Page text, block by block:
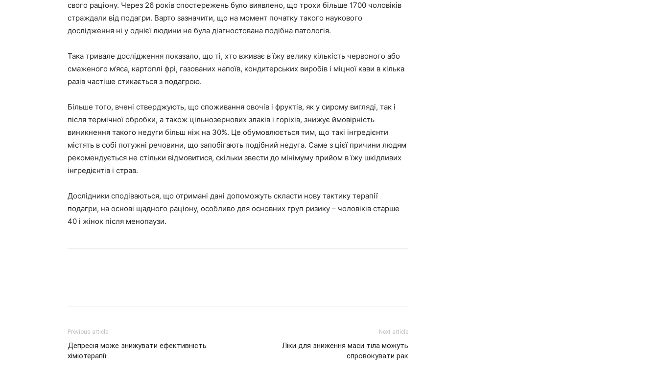
свого раціону. Через 26 років спостережень було виявлено, що трохи більше 1700 чоловіків
страждали від подагри. Варто зазначити, що на момент початку такого наукового
дослідження ні у однієї людини не була діагностована подібна патологія.
Така тривале дослідження показало, що ті, хто вживає в їжу велику кількість червоного або
смаженого м’яса, картоплі фрі, газованих напоїв, кондитерських виробів і міцної кави в кілька
разів частіше стикається з подагрою.
Більше того, вчені стверджують, що споживання овочів і фруктів, як у сирому вигляді, так і
після термічної обробки, а також цільнозернових злаків і горіхів, знижує ймовірність
виникнення такого недуги більш ніж на 30%. Це обумовлюється тим, що такі інгредієнти
містять в собі потужні речовини, що запобігають подібний недуга. Саме з цієї причини людям
рекомендується не стільки відмовитися, скільки звести до мінімуму прийом в їжу шкідливих
інгредієнтів і страв.
Дослідники сподіваються, що отримані дані допоможуть скласти нову тактику терапії
подагри, на основі щадного раціону, особливо для основних груп ризику – чоловіків старше
40 і жінок після менопаузи.
Previous article
Депресія може знижувати ефективність
хіміотерапії
Next article
Ліки для зниження маси тіла можуть
спровокувати рак